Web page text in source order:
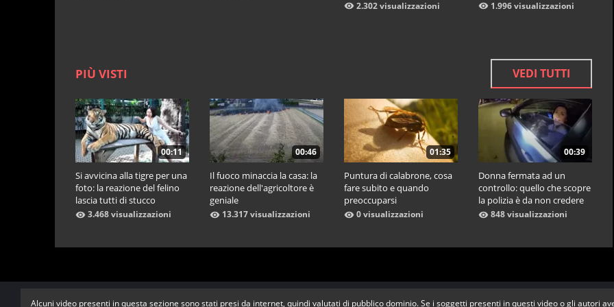
2.302 visualizzazioni 1.996 visualizzazioni
PIÙ VISTI VEDI TUTTI
00:11
Si avvicina alla tigre per una
foto: la reazione del felino
lascia tutti di stucco
3.468 visualizzazioni
00:46
Il fuoco minaccia la casa: la
reazione dell'agricoltore è
geniale
13.317 visualizzazioni
01:35
Puntura di calabrone, cosa
fare subito e quando
preoccuparsi
0 visualizzazioni
00:39
Donna fermata ad un
controllo: quello che scopre
la polizia è da non credere
848 visualizzazioni
Alcuni video presenti in questa sezione sono stati presi da internet, quindi valutati di pubblico dominio. Se i soggetti presenti in questi video o gli autori